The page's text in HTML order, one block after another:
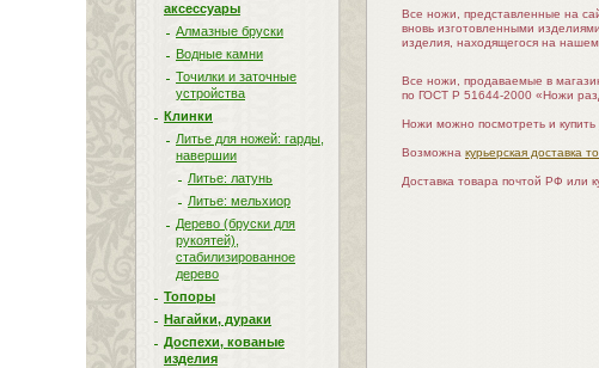
аксессуары
Алмазные бруски
Водные камни
Точилки и заточные
устройства
Клинки
Литье для ножей: гарды,
навершии
Литье: латунь
Литье: мельхиор
Дерево (бруски для
рукоятей),
стабилизированное
дерево
Топоры
Нагайки, дураки
Доспехи, кованые
изделия
Все ножи, представленные на
вновь изготовленными
изделия, находящегося на нашем
Все ножи, продаваемые в
по ГОСТ Р 51644-2000 «Ножи
Ножи можно посмотреть и купить
Возможна курьерская доставка
Доставка товара почтой РФ или